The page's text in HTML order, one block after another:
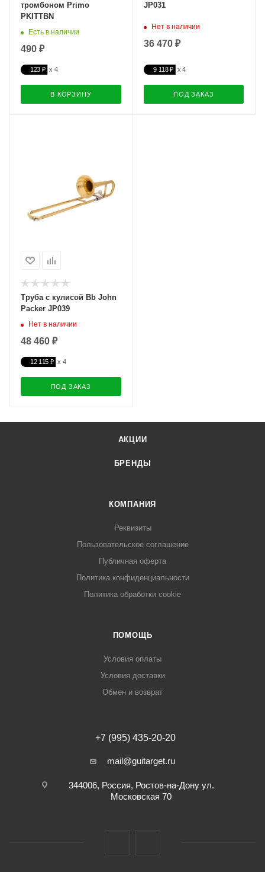
тромбоном Primo
PKITTBN
Есть в наличии
490 ₽
123 ₽
В КОРЗИНУ
JP031
Нет в наличии
36 470 ₽
9 118 ₽
ПОД ЗАКАЗ
Труба с кулисой Bb John
Packer JP039
Нет в наличии
48 460 ₽
12 115 ₽
ПОД ЗАКАЗ
АКЦИИ
БРЕНДЫ
КОМПАНИЯ
Реквизиты
Пользовательское соглашение
Публичная оферта
Политика конфиденциальности
Политика обработки cookie
ПОМОЩЬ
Условия оплаты
Условия доставки
Обмен и возврат
+7 (995) 435-20-20
mail@guitarget.ru
344006, Россия, Ростов-на-Дону ул.
Московская 70